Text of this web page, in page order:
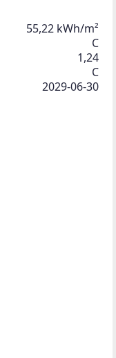
55,22 kWh/m²
C
1,24
C
2029-06-30